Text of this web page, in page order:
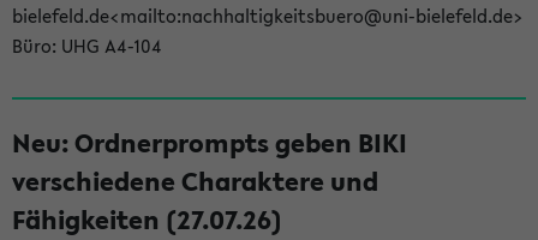
bielefeld.de<mailto:nachhaltigkeitsbuero@uni-bielefeld.de>
Büro: UHG A4-104
Neu: Ordnerprompts geben BIKI
verschiedene Charaktere und
Fähigkeiten (27.07.26)